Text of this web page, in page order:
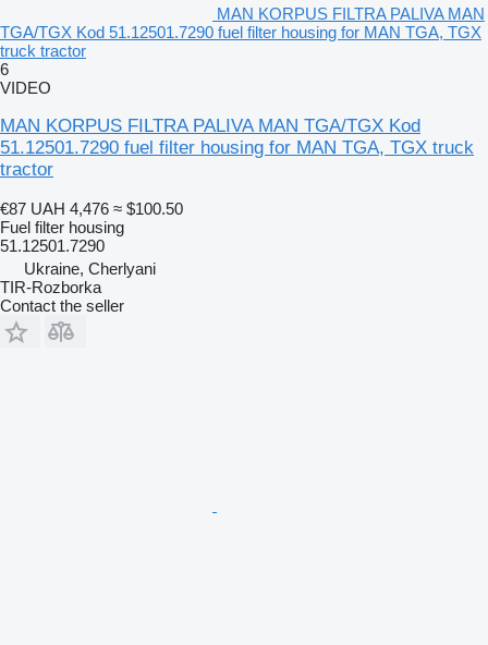
Гарантія:
Гарантія на встановлення та перевірку – після монтажу ви
можете протестувати деталь. У разі виявлення дефекту –
обмін або повернення.
Швидка доставка по всій Україні
Безкоштовний самовивіз у понад 50 партнерських точках
Strans
Усі запчастини проходять перевірку перед продажем.
оголошеннях
Ми знаходимося:
Львів: с.Черляни, вул. Польова 17, Городоцький р-н,
Львівська область
Київ: вул. вул.Будіндустрії, 7
Отримання: безкоштовна доставка по всій мережі Strans,
самовивіз, курʼєр, таксі, нова пошта.
Є можливість БЕЗКОШТОВНО отримати товар в мережі
Спосіб оплати: накладений платіж, на карту ПриватБанк, на
MAN KORPUS FILTRA PALIVA MAN
TGA/TGX Kod 51.12501.7290 fuel filter housing for MAN TGA, TGX
truck tractor
6
VIDEO
MAN KORPUS FILTRA PALIVA MAN TGA/TGX Kod
51.12501.7290 fuel filter housing for MAN TGA, TGX truck
tractor
€87 UAH 4,476 ≈ $100.50
Fuel filter housing
51.12501.7290
Ukraine, Cherlyani
TIR-Rozborka
Contact the seller